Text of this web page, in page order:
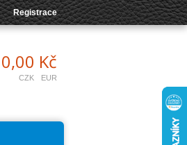
Registrace
0,00 Kč
CZK EUR